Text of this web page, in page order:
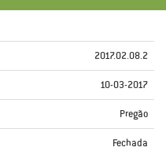
2017.02.08.2
10-03-2017
Pregão
Fechada